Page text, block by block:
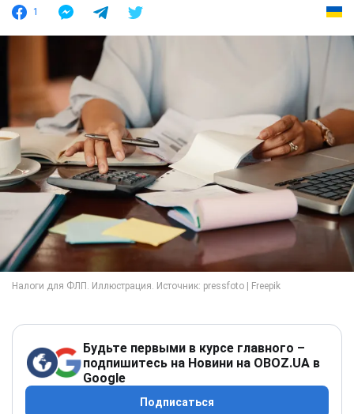
1
Будьте первыми в курсе главного –
подпишитесь на Новини на OBOZ.UA в
Google
Подписаться